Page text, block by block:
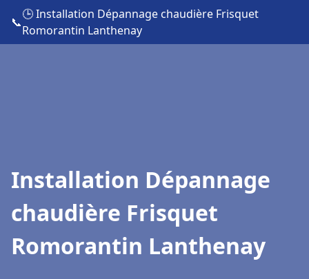
📞
🕒 Installation Dépannage chaudière Frisquet
Romorantin Lanthenay
Installation Dépannage
chaudière Frisquet
Romorantin Lanthenay